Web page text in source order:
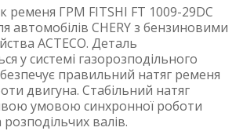
ременя ГРМ FITSHI FT 1009-29DC
автомобілів CHERY з бензиновими
ACTECO. Деталь
у системі газорозподільного
правильний натяг ременя
двигуна. Стабільний натяг
умовою синхронної роботи
розподільчих валів.